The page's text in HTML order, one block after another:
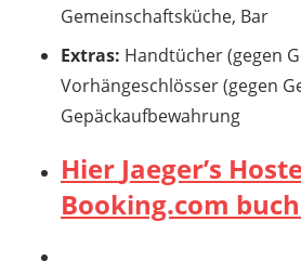
Gemeinschaftsküche, Bar
Extras: Handtücher (gegen
Vorhängeschlösser (gegen
Gepäckaufbewahrung
Hier Jaeger’s
Booking.com